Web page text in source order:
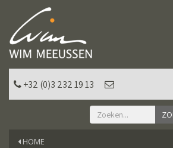
+32 (0)3 232 19 13
HOME